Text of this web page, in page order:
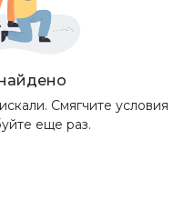
Смягчите условия
еще раз.